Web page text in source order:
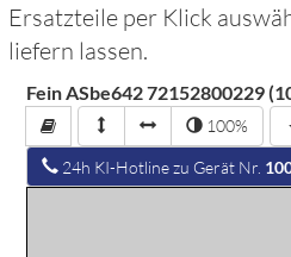
Ersatzteile per Klick
liefern lassen.
Fein ASbe642 72152800229
100%
24h KI-Hotline zu Gerät Nr.